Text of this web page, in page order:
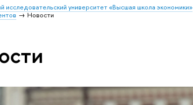
исследовательский университет «Высшая школа экономики»
Новости